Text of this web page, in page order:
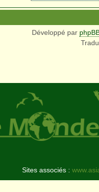
Développé par
Sites associés :